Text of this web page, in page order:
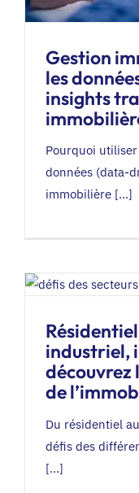
Gestion
les
insights
Pourquoi
données (data-
immobilière [...]
industriel,
découvrez
de
Du résidentiel
défis des
[...]